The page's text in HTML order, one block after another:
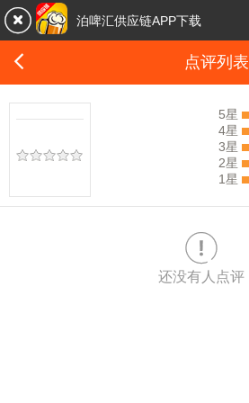
 点评列表
5星
4星
3星
2星
1星

还没有人点评
 泊啤汇供应链APP下载